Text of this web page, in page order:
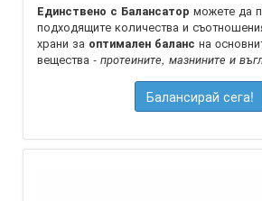
Единствено с Балансатор можете да
подходящите количества и
храни за оптимален баланс на
вещества - протеините, мазнините и
Балансирай сега!